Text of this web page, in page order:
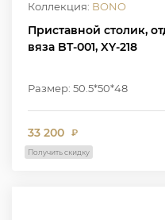
Коллекция: BONO
Приставной столик,
вяза BT-001, XY-218
Размер: 50.5*50*48
33 200 ₽
Получить скидку